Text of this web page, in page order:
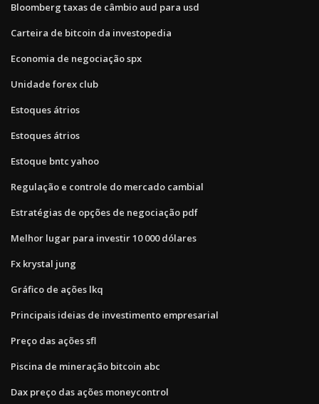
Bloomberg taxas de câmbio aud para usd
Carteira de bitcoin da investopedia
Economia de negociação spx
Unidade forex club
Estoques átrios
Estoques átrios
Estoque bntc yahoo
Regulação e controle do mercado cambial
Estratégias de opções de negociação pdf
Melhor lugar para investir 10 000 dólares
Fx krystal jung
Gráfico de ações lkq
Principais ideias de investimento empresarial
Preço das ações sfl
Piscina de mineração bitcoin abc
Dax preço das ações moneycontrol